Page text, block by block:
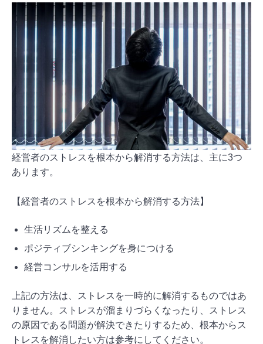
経営者のストレスを根本から解消する方法は、主に3つ
あります。
【経営者のストレスを根本から解消する方法】
生活リズムを整える
ポジティブシンキングを身につける
経営コンサルを活用する
上記の方法は、ストレスを一時的に解消するものではあ
りません。ストレスが溜まりづらくなったり、ストレス
の原因である問題が解決できたりするため、根本からス
トレスを解消したい方は参考にしてください。